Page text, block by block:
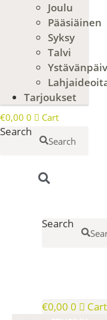
Joulu
Pääsiäinen
Syksy
Talvi
Tarjoukset
€0,00 0 Cart
Search
Search
Search
€0,00 0 Cart